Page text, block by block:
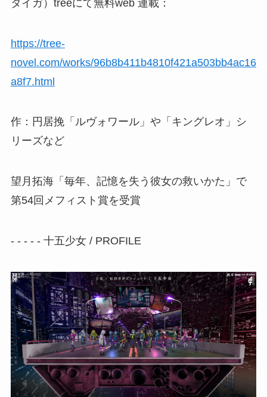
タイガ）treeにて無料web 連載：
https://tree-
novel.com/works/96b8b411b4810f421a503bb4ac16
a8f7.html
作：円居挽「ルヴォワール」や「キングレオ」シ
リーズなど
望月拓海「毎年、記憶を失う彼女の救いかた」で
第54回メフィスト賞を受賞
- - - - - 十五少女 / PROFILE